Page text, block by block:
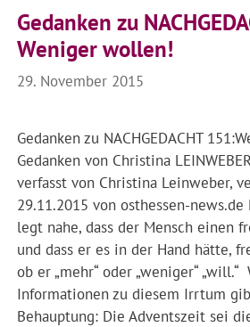
Gedanken zu
Weniger wollen!
29. November 2015
Gedanken zu NACHGEDACHT
Gedanken von Christina
verfasst von Christina Leinweber,
29.11.2015 von osthessen-
legt nahe, dass der Mensch einen
und dass er es in der Hand hätte,
ob er „mehr“ oder „weniger“ „will.“
Informationen zu diesem Irrtum
Behauptung: Die Adventszeit sei